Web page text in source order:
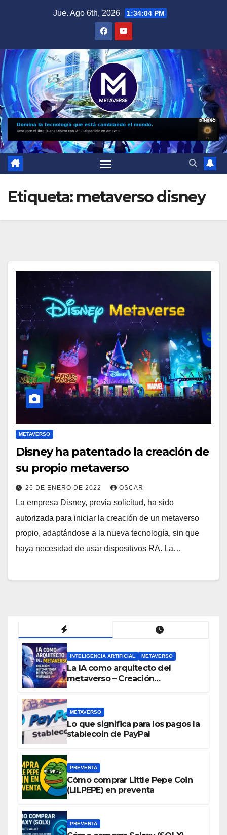
Jue. Ago 6th, 2026 1:34:04 PM
Etiqueta: metaverso disney
METAVERSO
Disney ha patentado la creación de
su propio metaverso
26 DE ENERO DE 2022 OSCAR
La empresa Disney, previa solicitud, ha sido
autorizada para iniciar la creación de un metaverso
propio, adaptándose a la nueva tecnología, sin que
haya necesidad de usar dispositivos RA. La…
INTELIGENCIA ARTIFICIAL METAVERSO
La IA como arquitecto del
metaverso – Creación
METAVERSO
Lo que significa para los pagos la
stablecoin de PayPal
PREVENTA
Cómo comprar Little Pepe Coin
(LILPEPE) en preventa
PREVENTA